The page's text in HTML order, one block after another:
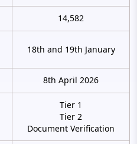
14,582
18th and 19th January
8th April 2026
Tier 1
Tier 2
Document Verification